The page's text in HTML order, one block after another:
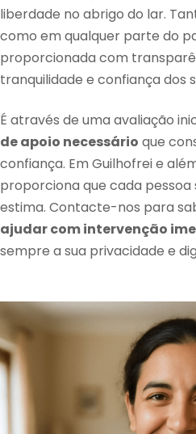
liberdade no abrigo do lar.
como em qualquer parte do
proporcionada com
tranquilidade e confiança dos
É através de uma avaliação
de apoio necessário que
confiança. Em Guilhofrei e
proporciona que cada
estima. Contacte-nos para
ajudar com intervenção
sempre a sua privacidade e